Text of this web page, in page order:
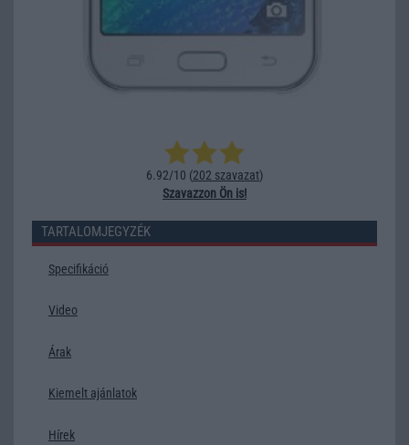
6.92/10 (202 szavazat)
Szavazzon Ön is!
TARTALOMJEGYZÉK
Specifikáció
Video
Árak
Kiemelt ajánlatok
Hírek